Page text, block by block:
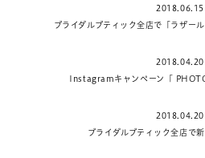
2018.06.15
ブライダルブティック全店で「ラザー
2018.04.20
Instagramキャンペーン「
2018.04.20
ブライダルブティック全店で